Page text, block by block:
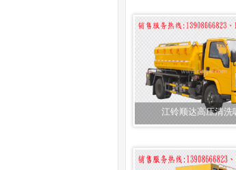
江铃顺达高压清洗